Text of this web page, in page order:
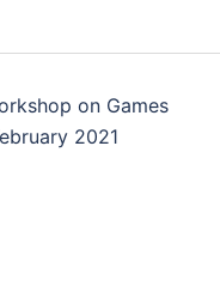
on Games
2021